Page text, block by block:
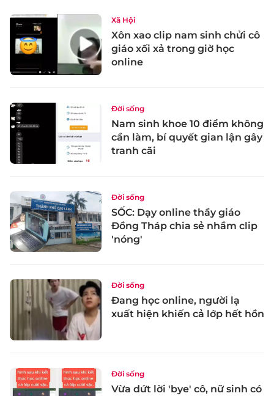
Xã Hội
Xôn xao clip nam sinh chửi cô
giáo xối xả trong giờ học
online
Đời sống
Nam sinh khoe 10 điểm không
cần làm, bí quyết gian lận gây
tranh cãi
Đời sống
SỐC: Dạy online thầy giáo
Đồng Tháp chia sẻ nhầm clip
'nóng'
Đời sống
Đang học online, người lạ
xuất hiện khiến cả lớp hết hồn
Đời sống
Vừa dứt lời 'bye' cô, nữ sinh có